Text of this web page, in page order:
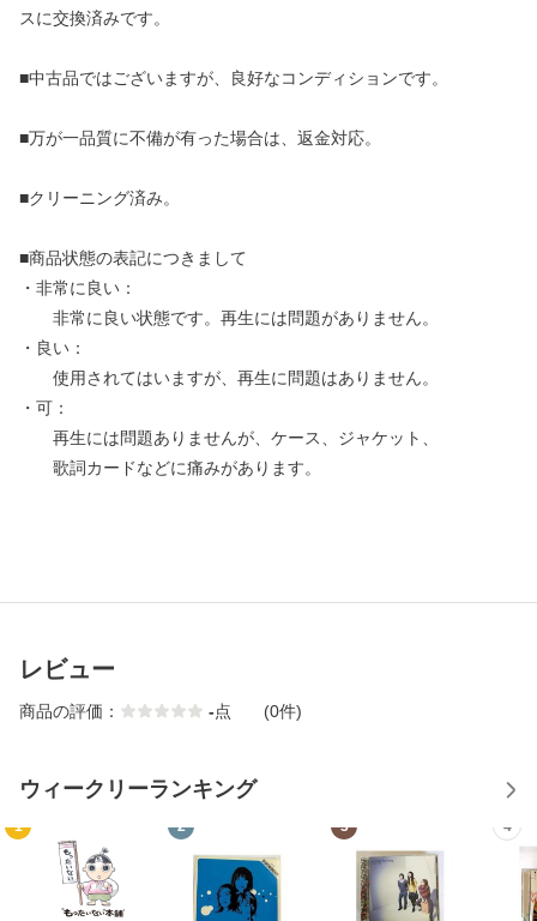
スに交換済みです。
■中古品ではございますが、良好なコンディションです。
■万が一品質に不備が有った場合は、返金対応。
■クリーニング済み。
■商品状態の表記につきまして
・非常に良い：
非常に良い状態です。再生には問題がありません。
・良い：
使用されてはいますが、再生に問題はありません。
・可：
再生には問題ありませんが、ケース、ジャケット、
歌詞カードなどに痛みがあります。
レビュー
商品の評価： -点 (0件)
ウィークリーランキング
1 2 3 4